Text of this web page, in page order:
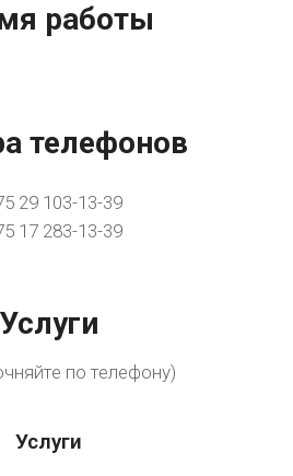
работы
телефонов
29 103-13-39
17 283-13-39
Услуги
по телефону)
Услуги